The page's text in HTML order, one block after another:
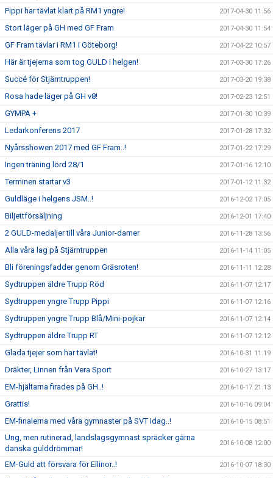
Pippi har tävlat klart på RM1 yngre! 2017-04-30 11:56
Stort läger på GH med GF Fram 2017-04-30 11:54
GF Fram tävlar i RM1 i Göteborg! 2017-04-22 10:57
Här är tjejerna som tog GULD i helgen! 2017-03-30 17:26
Succé för Stjärntruppen! 2017-03-20 19:38
Rosa hade läger på GH v8! 2017-02-23 12:51
GYMPA + 2017-01-30 10:39
Ledarkonferens 2017 2017-01-28 17:32
Nyårsshowen 2017 med GF Fram..! 2017-01-22 17:29
Ingen träning lörd 28/1 2017-01-16 12:10
Terminen startar v3 2017-01-12 11:32
Guldläge i helgens JSM..! 2016-12-02 17:05
Biljettförsäljning 2016-12-01 17:40
2 GULD-medaljer till våra Junior-damer 2016-11-28 13:56
Alla våra lag på Stjärntruppen 2016-11-14 11:05
Bli föreningsfadder genom Gräsroten! 2016-11-11 12:28
Sydtruppen äldre Trupp Röd 2016-11-07 12:17
Sydtruppen yngre Trupp Pippi 2016-11-07 12:16
Sydtruppen yngre Trupp Blå/Mini-pojkar 2016-11-07 12:14
Sydtruppen äldre Trupp RT 2016-11-07 12:12
Glada tjejer som har tävlat! 2016-10-31 11:19
Dräkter, Linnen från Vera Sport 2016-10-27 13:17
EM-hjältarna firades på GH..! 2016-10-17 21:13
Grattis! 2016-10-16 09:04
EM-finalerna med våra gymnaster på SVT idag..! 2016-10-15 08:51
Ung, men rutinerad, landslagsgymnast spräcker gärna
danska gulddrömmar!
2016-10-08 12:00
EM-Guld att försvara för Ellinor..! 2016-10-07 18:30